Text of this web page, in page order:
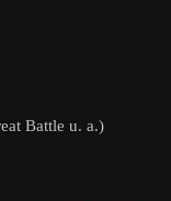
Battle u. a.)